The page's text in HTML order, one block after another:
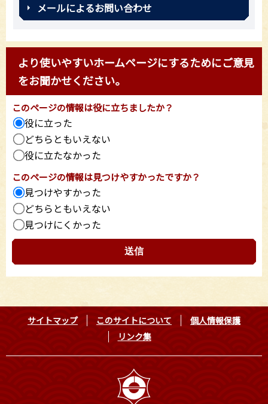
メールによるお問い合わせ
より使いやすいホームページにするためにご意見
をお聞かせください。
このページの情報は役に立ちましたか？
役に立った
どちらともいえない
役に立たなかった
このページの情報は見つけやすかったですか？
見つけやすかった
どちらともいえない
見つけにくかった
サイトマップ このサイトについて
個人情報保護
リンク集